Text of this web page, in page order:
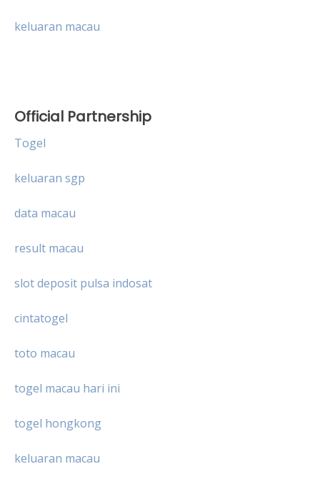
keluaran macau
Official Partnership
Togel
keluaran sgp
data macau
result macau
slot deposit pulsa indosat
cintatogel
toto macau
togel macau hari ini
togel hongkong
keluaran macau